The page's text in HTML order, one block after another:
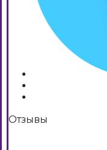
Отзывы